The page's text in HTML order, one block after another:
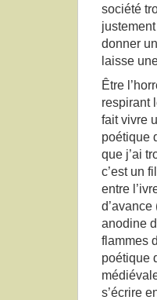
société
donner
laisse
Être
respirant
fait vivre
poétique
que j’ai
c’est un
entre
anodine
flammes
poétique
s’écrire